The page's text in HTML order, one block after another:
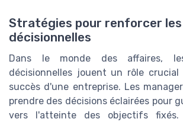
Stratégies pour renforcer
décisionnelles
Dans le monde des affaires,
décisionnelles jouent un rôle
succès d'une entreprise. Les
prendre des décisions éclairées pour
vers l'atteinte des objectifs fixés.